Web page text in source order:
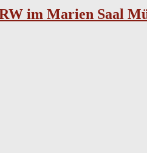
im Marien Saal